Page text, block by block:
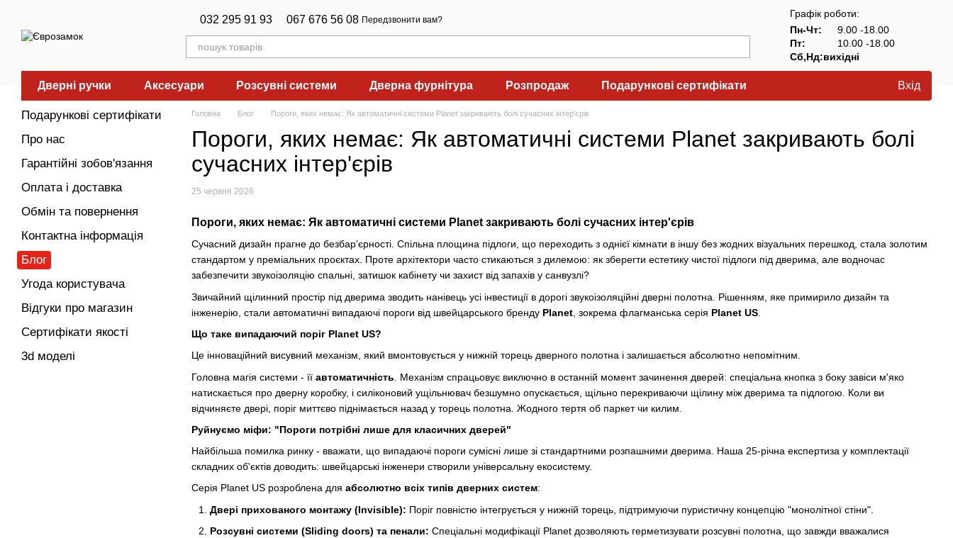
032 295 91 93 067 676 56 08 Передзвонити вам?
Графік роботи:
Пн-Чт:
9.00 -18.00
Пт:
10.00 -18.00
Сб,Нд:вихідні
Дверні ручки Аксесуари Розсувні системи Дверна фурнітура Розпродаж Подарункові сертифікати Вхід
Головна Блог Пороги, яких немає: Як автоматичні системи Planet закривають болі сучасних інтер'єрів
Пороги, яких немає: Як автоматичні системи Planet закривають болі
сучасних інтер'єрів
25 червня 2026
Пороги, яких немає: Як автоматичні системи Planet закривають болі сучасних інтер'єрів
Сучасний дизайн прагне до безбар’єрності. Спільна площина підлоги, що переходить з однієї кімнати в іншу без жодних візуальних перешкод, стала золотим
стандартом у преміальних проєктах. Проте архітектори часто стикаються з дилемою: як зберегти естетику чистої підлоги під дверима, але водночас
забезпечити звукоізоляцію спальні, затишок кабінету чи захист від запахів у санвузлі?
Звичайний щілинний простір під дверима зводить нанівець усі інвестиції в дорогі звукоізоляційні дверні полотна. Рішенням, яке примирило дизайн та
інженерію, стали автоматичні випадаючі пороги від швейцарського бренду Planet , зокрема флагманська серія Planet US
Що таке випадаючий поріг Planet US?
Це інноваційний висувний механізм, який вмонтовується у нижній торець дверного полотна і залишається абсолютно непомітним.
Головна магія системи - її автоматичність . Механізм спрацьовує виключно в останній момент зачинення дверей: спеціальна кнопка з боку завіси м'яко
натискається про дверну коробку, і силіконовий ущільнювач безшумно опускається, щільно перекриваючи щілину між дверима та підлогою. Коли ви
відчиняєте двері, поріг миттєво піднімається назад у торець полотна. Жодного тертя об паркет чи килим.
Руйнуємо міфи: "Пороги потрібні лише для класичних дверей"
Найбільша помилка ринку - вважати, що випадаючі пороги сумісні лише зі стандартними розпашними дверима. Наша 25-річна експертиза у комплектації
складних об'єктів доводить: швейцарські інженери створили універсальну екосистему.
Серія Planet US розроблена для абсолютно всіх типів дверних систем:
Двері прихованого монтажу (Invisible): Поріг повністю інтегрується у нижній торець, підтримуючи пуристичну концепцію "монолітної стіни".
Розсувні системи (Sliding doors) та пенали: Спеціальні модифікації Planet дозволяють герметизувати розсувні полотна, що завжди вважалися
Подарункові сертифікати
Про нас
Гарантійні зобов'язання
Оплата і доставка
Обмін та повернення
Контактна інформація
Блог
Угода користувача
Відгуки про магазин
Сертифікати якості
3d моделі